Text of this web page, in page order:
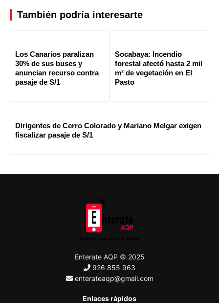
También podría interesarte
Los Canarios paralizan
30% de sus buses y
anuncian recurso contra
pasaje de S/1
Socabaya: Incendio
forestal afectó hasta 2 mil
m² de vegetación en El
Pasto
Dirigentes de Cerro Colorado y Mariano Melgar exigen
fiscalizar pasaje de S/1
Enterate AQP © 2025
926 855 963
enterateaqp@gmail.com
Enlaces rápidos